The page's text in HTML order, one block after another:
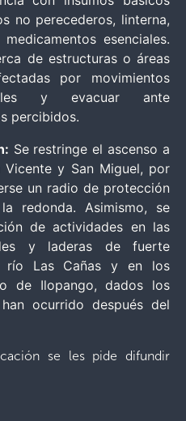
no perecederos, linterna,
esenciales.
de estructuras o áreas
por movimientos
y evacuar ante
percibidos.
Se restringe el ascenso a
Vicente y San Miguel, por
un radio de protección
redonda. Asimismo, se
de actividades en las
y laderas de fuerte
río Las Cañas y en los
de Ilopango, dados los
ocurrido después del
se les pide difundir